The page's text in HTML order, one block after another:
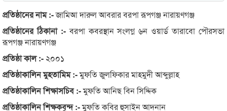
প্রতিষ্ঠানের নাম :-জামিআ দারুল আবরার বরপা রূপগঞ্জ নারায়ণগঞ্জ
প্রতিষ্ঠানের ঠিকানা :-বরপা কবরস্থান সংলগ্ন ৬ন ওয়ার্ড তারাবো পৌরসভা
রূপগঞ্জ নারায়ণগঞ্জ
প্রতিষ্ঠা কাল :- ২০০১
প্রতিষ্ঠাকালিন মুহতামিম :-মুফতি জুলফিকার মাহমুদী আব্দুল্লাহ
প্রতিষ্ঠাকালিন শিক্ষাসচিব :-মুফতি আনিছ বিন সিদ্দিক
প্রতিষ্ঠাকালিন শিক্ষকবৃন্দ :-মুফতি কবির হুসাইন আদনান